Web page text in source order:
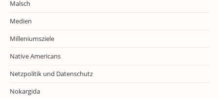
Malsch
Medien
Milleniumsziele
Native Americans
Netzpolitik und Datenschutz
Nokargida